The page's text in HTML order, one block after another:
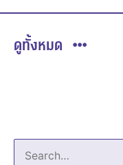
ดูทั้งหมด
Search…